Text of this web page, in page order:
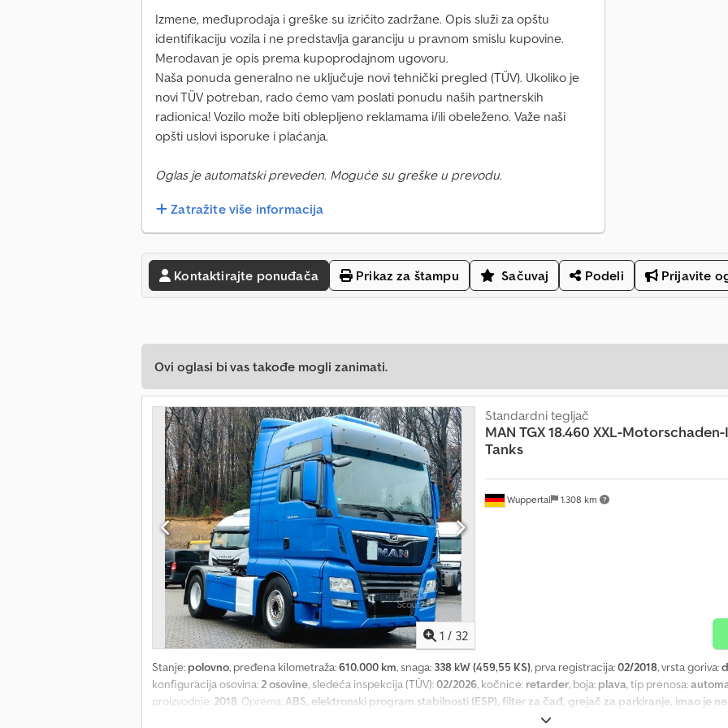
Izmene, međuprodaja i greške su izričito zadržane. Opis služi za opštu
identifikaciju vozila i ne predstavlja garanciju u pravnom smislu kupovine.
Merodavan je opis prema kupoprodajnom ugovoru.
Naša ponuda generalno ne uključuje novi tehnički pregled (TÜV). Ukoliko je
novi TÜV potreban, rado ćemo vam poslati ponudu naših partnerskih
radionica! Vozilo može biti oblepljeno reklamama i/ili obeleženo. Važe naši
opšti uslovi isporuke i plaćanja.
Oglas je automatski preveden. Moguće su greške u prevodu.
Zatražite više informacija
Kontaktirajte ponuđača Prikaz za štampu Sačuvaj Podeli Prijavite
Ovi oglasi bi vas takođe mogli zanimati.
1 / 32
Wuppertal 1.308 km
Standardni tegljač
MAN TGX 18.460 XXL-Motorschaden-
Tanks
Stanje: polovno, pređena kilometraža:610.000 km, snaga: 338 kW (459,55 KS), prva registracija:02/2018, vrsta goriva:
konfiguracija osovina:2 osovine, sledeća inspekcija (TÜV):02/2026, kočnice: retarder, boja: plava, tip prenosa:
proizvodnje: 2018, Oprema: ABS, elektronski program stabilnosti (ESP), filter za čađ, grejač za parkiranje, imao je
Oštećenje motora, pukotina u bloku Dcodpfxsyklgpo Ahlok * XXL kabina sa 2 ležaja * ACC upozorenje na razmak *